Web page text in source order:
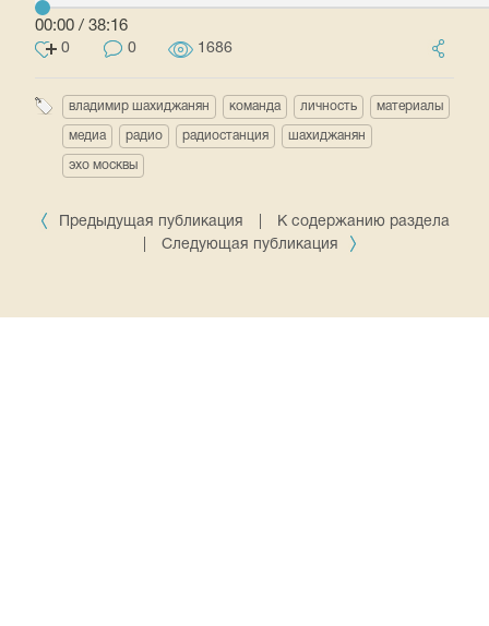
00:00 / 38:16
0 0 1686
владимир шахиджанян команда личность материалы
медиа радио радиостанция шахиджанян
эхо москвы
Предыдущая публикация
К содержанию раздела
Следующая публикация